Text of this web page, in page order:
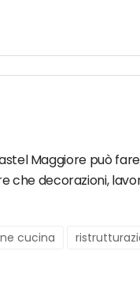
Maggiore può
decorazioni,
cucina